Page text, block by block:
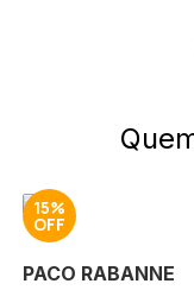
15%
PACO RABANNE